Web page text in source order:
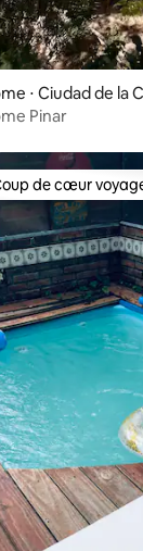
⋅ Ciudad de la
Pinar
5
sur la base
de cœur
de cœur